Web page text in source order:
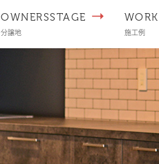
OWNERSSTAGE
分譲地 施工例